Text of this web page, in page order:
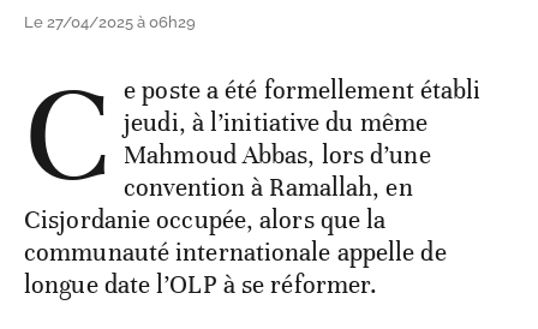
Le 27/04/2025 à 06h29
C e poste a été formellement établi
jeudi, à l’initiative du même
Mahmoud Abbas, lors d’une
convention à Ramallah, en
Cisjordanie occupée, alors que la
communauté internationale appelle de
longue date l’OLP à se réformer.